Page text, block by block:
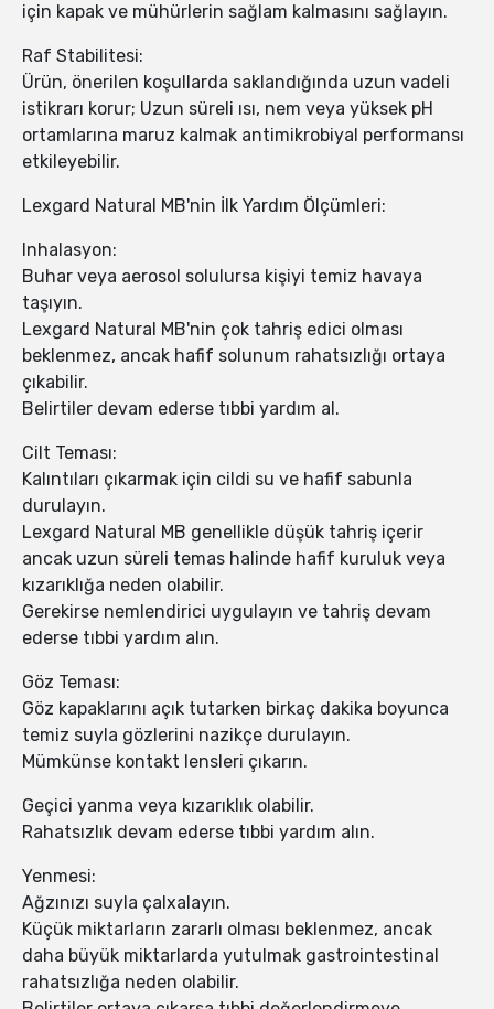
için kapak ve mühürlerin sağlam kalmasını sağlayın.
Raf Stabilitesi:
Ürün, önerilen koşullarda saklandığında uzun vadeli
istikrarı korur; Uzun süreli ısı, nem veya yüksek pH
ortamlarına maruz kalmak antimikrobiyal performansı
etkileyebilir.
Lexgard Natural MB'nin İlk Yardım Ölçümleri:
Inhalasyon:
Buhar veya aerosol solulursa kişiyi temiz havaya
taşıyın.
Lexgard Natural MB'nin çok tahriş edici olması
beklenmez, ancak hafif solunum rahatsızlığı ortaya
çıkabilir.
Belirtiler devam ederse tıbbi yardım al.
Cilt Teması:
Kalıntıları çıkarmak için cildi su ve hafif sabunla
durulayın.
Lexgard Natural MB genellikle düşük tahriş içerir
ancak uzun süreli temas halinde hafif kuruluk veya
kızarıklığa neden olabilir.
Gerekirse nemlendirici uygulayın ve tahriş devam
ederse tıbbi yardım alın.
Göz Teması:
Göz kapaklarını açık tutarken birkaç dakika boyunca
temiz suyla gözlerini nazikçe durulayın.
Mümkünse kontakt lensleri çıkarın.
Geçici yanma veya kızarıklık olabilir.
Rahatsızlık devam ederse tıbbi yardım alın.
Yenmesi:
Ağzınızı suyla çalxalayın.
Küçük miktarların zararlı olması beklenmez, ancak
daha büyük miktarlarda yutulmak gastrointestinal
rahatsızlığa neden olabilir.